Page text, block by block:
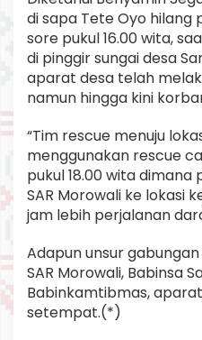
di sapa Tete Oyo hilang
sore pukul 16.00 wita,
di pinggir sungai desa
aparat desa telah
namun hingga kini
“Tim rescue menuju
menggunakan rescue
pukul 18.00 wita dimana
SAR Morowali ke lokasi
jam lebih perjalanan
Adapun unsur
SAR Morowali, Babinsa
Babinkamtibmas,
setempat.(*)